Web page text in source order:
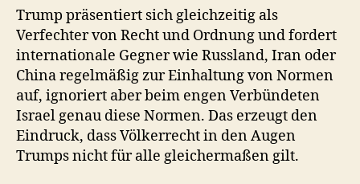
Trump präsentiert sich gleichzeitig als
Verfechter von Recht und Ordnung und fordert
internationale Gegner wie Russland, Iran oder
China regelmäßig zur Einhaltung von Normen
auf, ignoriert aber beim engen Verbündeten
Israel genau diese Normen. Das erzeugt den
Eindruck, dass Völkerrecht in den Augen
Trumps nicht für alle gleichermaßen gilt.